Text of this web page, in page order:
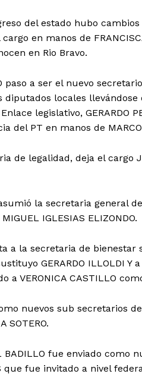
del estado hubo
cargo en manos de
en Rio Bravo.
paso a ser el nuevo
diputados locales llevándose
legislativo, GERARDO
del PT en manos de
de legalidad, deja el cargo
asumió la secretaria general
IGLESIAS ELIZONDO.
a la secretaria de
GERARDO ILLOLDI Y
a VERONICA CASTILLO
nuevos sub secretarios
SOTERO.
BADILLO fue enviado como
que fue invitado a nivel